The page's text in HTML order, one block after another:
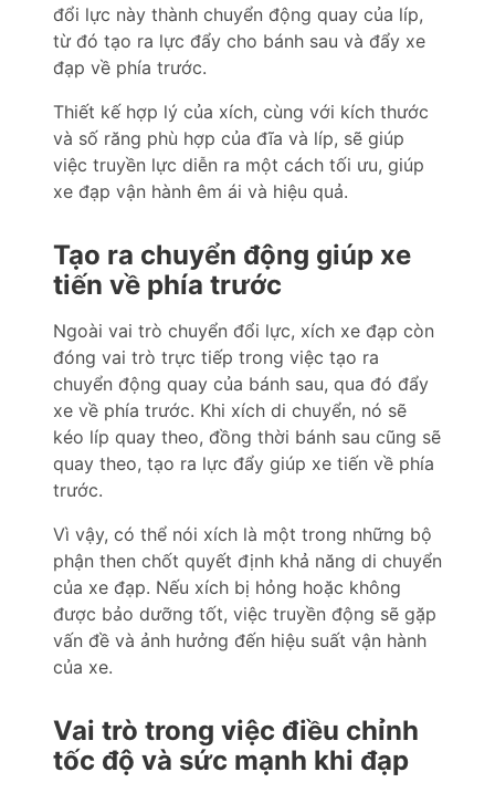
đổi lực này thành chuyển động quay của líp,
từ đó tạo ra lực đẩy cho bánh sau và đẩy xe
đạp về phía trước.
Thiết kế hợp lý của xích, cùng với kích thước
và số răng phù hợp của đĩa và líp, sẽ giúp
việc truyền lực diễn ra một cách tối ưu, giúp
xe đạp vận hành êm ái và hiệu quả.
Tạo ra chuyển động giúp xe
tiến về phía trước
Ngoài vai trò chuyển đổi lực, xích xe đạp còn
đóng vai trò trực tiếp trong việc tạo ra
chuyển động quay của bánh sau, qua đó đẩy
xe về phía trước. Khi xích di chuyển, nó sẽ
kéo líp quay theo, đồng thời bánh sau cũng sẽ
quay theo, tạo ra lực đẩy giúp xe tiến về phía
trước.
Vì vậy, có thể nói xích là một trong những bộ
phận then chốt quyết định khả năng di chuyển
của xe đạp. Nếu xích bị hỏng hoặc không
được bảo dưỡng tốt, việc truyền động sẽ gặp
vấn đề và ảnh hưởng đến hiệu suất vận hành
của xe.
Vai trò trong việc điều chỉnh
tốc độ và sức mạnh khi đạp